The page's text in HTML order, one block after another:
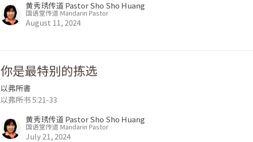
黄秀琇传道 Pastor Sho Sho Huang
国语堂传道 Mandarin Pastor
August 11, 2024
你是最特别的拣选
以弗所書
以弗所书 5:21-33
黄秀琇传道 Pastor Sho Sho Huang
国语堂传道 Mandarin Pastor
July 21, 2024